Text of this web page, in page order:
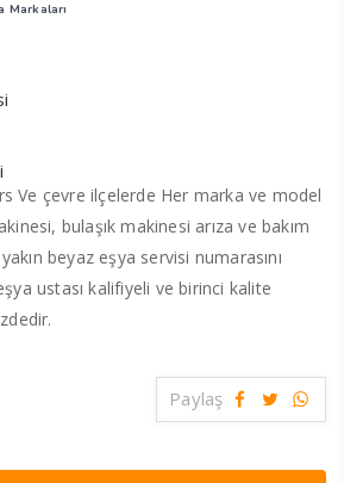
Markaları
Ve çevre ilçelerde Her marka ve model
bulaşık makinesi arıza ve bakım
beyaz eşya servisi numarasını
ustası kalifiyeli ve birinci kalite
Paylaş